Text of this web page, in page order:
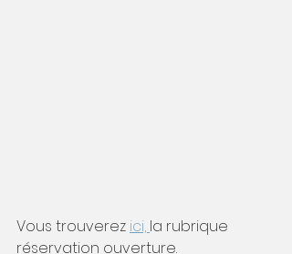
Vous trouverez ici, la rubrique
réservation ouverture.